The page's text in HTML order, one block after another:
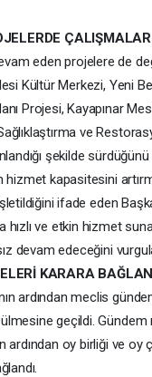
eden projelere de
Kültür Merkezi, Yeni
Projesi, Kayapınar
ve
şekilde sürdüğünü
hizmet kapasitesini
ifade eden
hızlı ve etkin hizmet
devam edeceğini
KARARA
ardından meclis
geçildi. Gündem
ardından oy birliği ve oy